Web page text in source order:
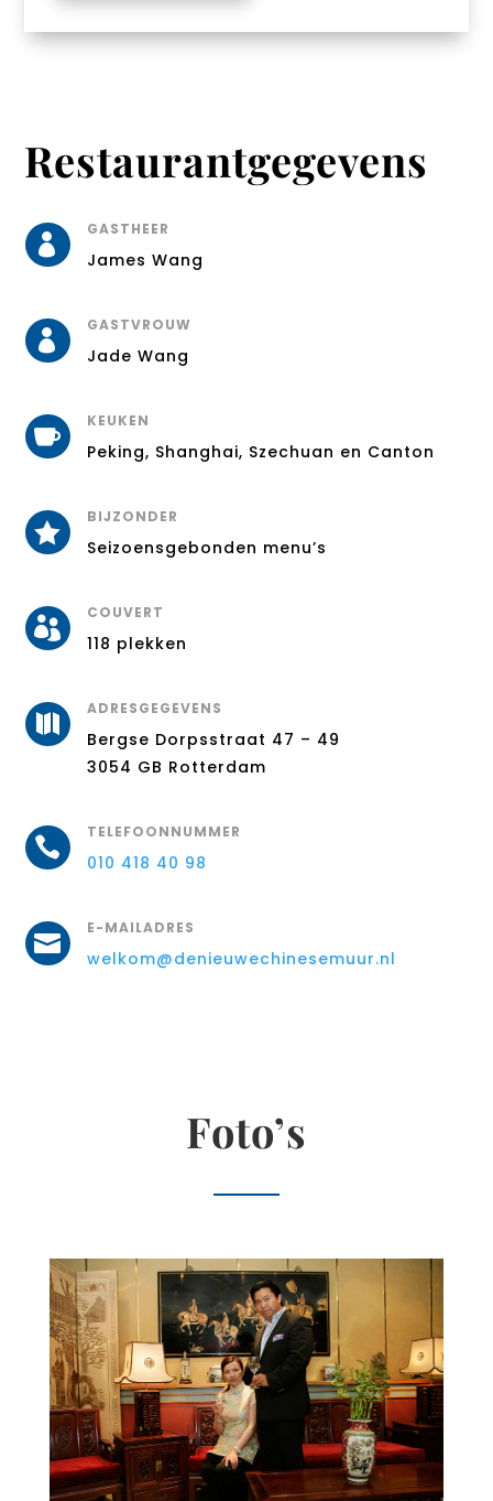
Restaurantgegevens

GASTHEER
James Wang

GASTVROUW
Jade Wang

KEUKEN
Peking, Shanghai, Szechuan en Canton

BIJZONDER
Seizoensgebonden menu’s

COUVERT
118 plekken

ADRESGEGEVENS
Bergse Dorpsstraat 47 – 49
3054 GB Rotterdam

TELEFOONNUMMER
010 418 40 98

E-MAILADRES
welkom@denieuwechinesemuur.nl
Foto’s